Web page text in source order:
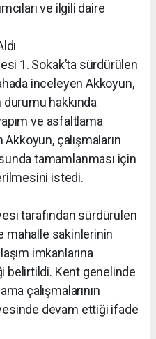
ve ilgili daire
1. Sokak’ta sürdürülen
inceleyen Akkoyun,
durumu hakkında
ve asfaltlama
çalışmaların
tamamlanması için
istedi.
tarafından sürdürülen
mahalle sakinlerinin
imkanlarına
belirtildi. Kent genelinde
çalışmalarının
devam ettiği ifade